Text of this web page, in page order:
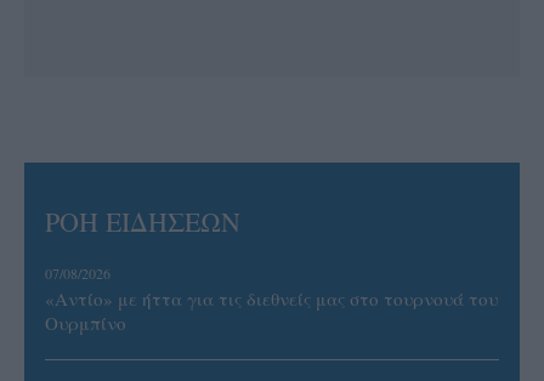
ΡΟΗ ΕΙΔΗΣΕΩΝ
07/08/2026
«Αντίο» με ήττα για τις διεθνείς μας στο τουρνουά του
Ουρμπίνο